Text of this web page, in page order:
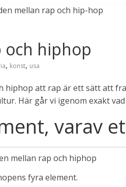
och hiphop
, konst, usa
hiphop att rap är ett sätt att
Här går vi igenom exakt
varav
fyra element.